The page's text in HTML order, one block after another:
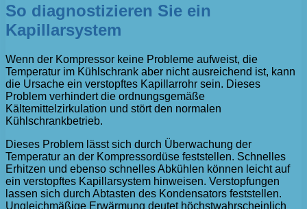
So diagnostizieren Sie ein
Kapillarsystem
Wenn der Kompressor keine Probleme aufweist, die
Temperatur im Kühlschrank aber nicht ausreichend ist, kann
die Ursache ein verstopftes Kapillarrohr sein. Dieses
Problem verhindert die ordnungsgemäße
Kältemittelzirkulation und stört den normalen
Kühlschrankbetrieb.
Dieses Problem lässt sich durch Überwachung der
Temperatur an der Kompressordüse feststellen. Schnelles
Erhitzen und ebenso schnelles Abkühlen können leicht auf
ein verstopftes Kapillarsystem hinweisen. Verstopfungen
lassen sich durch Abtasten des Kondensators feststellen.
Ungleichmäßige Erwärmung deutet höchstwahrscheinlich